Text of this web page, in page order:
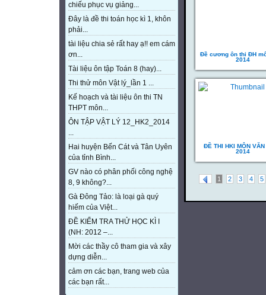
chiếu phục vụ giảng...
Đây là đề thi toán học kì 1, khôn
phải...
tài liệu chia sẻ rất hay ạ!! em cám
ơn...
Tài liệu ôn tập Toán 8 (hay)...
Thi thử môn Vật lý_lần 1 ...
Kế hoạch và tài liệu ôn thi TN
THPT môn...
ÔN TẬP VẬT LÝ 12_HK2_2014
...
Hai huyện Bến Cát và Tân Uyên
của tỉnh Bình...
GV nào có phân phối công nghệ
8, 9 không?...
Gà Đông Tảo: là loại gà quý
hiếm của Việt...
ĐỀ KIỂM TRA THỬ HỌC KÌ I
(NH: 2012 –...
Mời các thầy cô tham gia và xây
dựng diễn...
cảm ơn các bạn, trang web của
các bạn rất...
Đề cương ôn thi ĐH
2014
ĐỀ THI HKI MÔN
2014
1 2 3 4 5